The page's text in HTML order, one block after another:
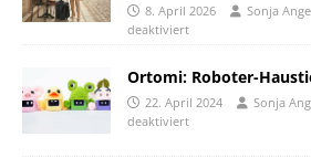
8. April 2026 Sonja
deaktiviert
Ortomi: Roboter-
22. April 2024 Sonja
deaktiviert